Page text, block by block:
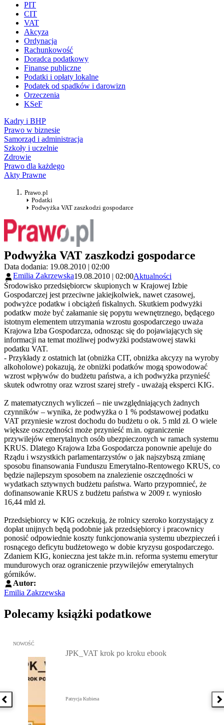
PIT
CIT
VAT
Akcyza
Ordynacja
Rachunkowość
Doradca podatkowy
Finanse publiczne
Podatki i opłaty lokalne
Podatek od spadków i darowizn
Orzeczenia
KSeF
Kadry i BHP
Prawo w biznesie
Samorząd i administracja
Szkoły i uczelnie
Zdrowie
Prawo dla każdego
Akty Prawne
Prawo.pl
Podatki
Podwyżka VAT zaszkodzi gospodarce
Podwyżka VAT zaszkodzi gospodarce
Data dodania: 19.08.2010 | 02:00
Emilia Zakrzewska19.08.2010 | 02:00Aktualności
Środowisko przedsiębiorcw skupionych w Krajowej Izbie
Gospodarczej jest przeciwne jakiejkolwiek, nawet czasowej,
podwyżce podatkw i obciążeń fiskalnych. Skutkiem podwyżki
podatkw może być załamanie się popytu wewnętrznego, będącego
istotnym elementem utrzymania wzrostu gospodarczego uważa
Krajowa Izba Gospodarcza, odnosząc się do pojawiających się
informacji na temat możliwej podwyżki podstawowej stawki
podatku VAT.
- Przykłady z ostatnich lat (obniżka CIT, obniżka akcyzy na wyroby
alkoholowe) pokazują, że obniżki podatków mogą spowodować
wzrost wpływów do budżetu państwa, a ich podwyżka przynieść
skutek odwrotny oraz wzrost szarej strefy - uważają eksperci KIG.
Z matematycznych wyliczeń – nie uwzględniających żadnych
czynników – wynika, że podwyżka o 1 % podstawowej podatku
VAT przyniesie wzrost dochodu do budżetu o ok. 5 mld zł. O wiele
większe oszczędności może przynieść m.in. ograniczenie
przywilejów emerytalnych osób ubezpieczonych w ramach systemu
KRUS. Dlatego Krajowa Izba Gospodarcza ponownie apeluje do
Rządu i wszystkich parlamentarzystów o jak najszybszą zmianę
sposobu finansowania Funduszu Emerytalno-Rentowego KRUS, co
będzie najlepszym sposobem na znalezienie oszczędności w
wydatkach sztywnych budżetu państwa. Warto przypomnieć, że
dofinansowanie KRUS z budżetu państwa w 2009 r. wyniosło
16,44 mld zł.
Przedsiębiorcy w KIG oczekują, że rolnicy szeroko korzystający z
dopłat unijnych będą podobnie jak przedsiębiorcy i pracownicy
ponosić odpowiednie koszty funkcjonowania systemu ubezpieczeń i
rosnącego deficytu budżetowego w dobie kryzysu gospodarczego.
Zdaniem KIG, konieczna jest także m.in. reforma systemu emerytur
mundurowych oraz ograniczenie przywilejów emerytalnych
górników.
Autor:
Emilia Zakrzewska
Polecamy książki podatkowe
Poprzednia książka
Przejdź do: JPK_VAT krok po kroku ebook, Patrycja Kubiesa -
NOWOŚĆ
JPK_VAT krok po kroku ebook
Patrycja Kubiesa